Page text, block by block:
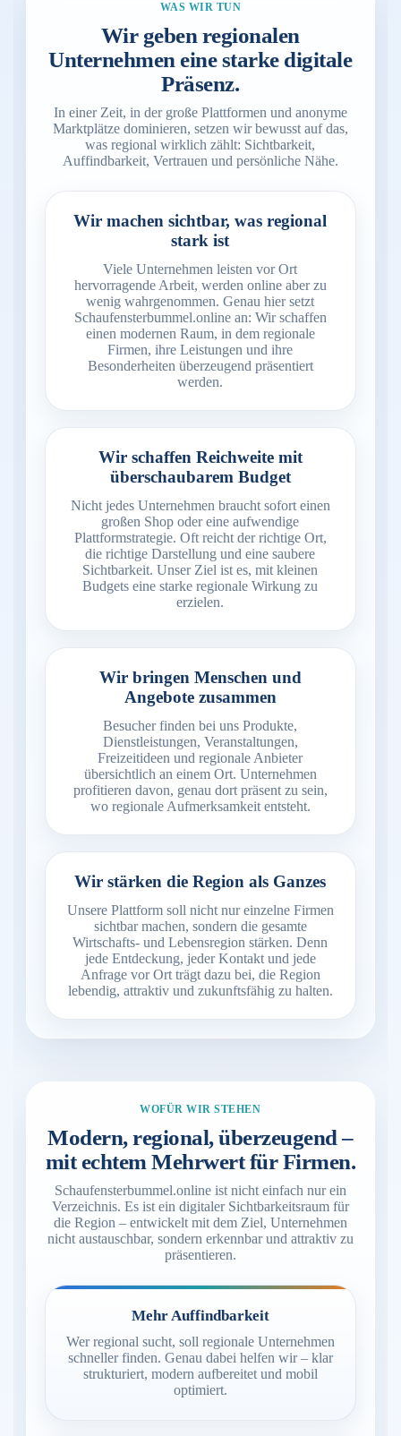
WAS WIR TUN
Wir geben regionalen
Unternehmen eine starke digitale
Präsenz.
In einer Zeit, in der große Plattformen und anonyme
Marktplätze dominieren, setzen wir bewusst auf das,
was regional wirklich zählt: Sichtbarkeit,
Auffindbarkeit, Vertrauen und persönliche Nähe.
Wir machen sichtbar, was regional
stark ist
Viele Unternehmen leisten vor Ort
hervorragende Arbeit, werden online aber zu
wenig wahrgenommen. Genau hier setzt
Schaufensterbummel.online an: Wir schaffen
einen modernen Raum, in dem regionale
Firmen, ihre Leistungen und ihre
Besonderheiten überzeugend präsentiert
werden.
Wir schaffen Reichweite mit
überschaubarem Budget
Nicht jedes Unternehmen braucht sofort einen
großen Shop oder eine aufwendige
Plattformstrategie. Oft reicht der richtige Ort,
die richtige Darstellung und eine saubere
Sichtbarkeit. Unser Ziel ist es, mit kleinen
Budgets eine starke regionale Wirkung zu
erzielen.
Wir bringen Menschen und
Angebote zusammen
Besucher finden bei uns Produkte,
Dienstleistungen, Veranstaltungen,
Freizeitideen und regionale Anbieter
übersichtlich an einem Ort. Unternehmen
profitieren davon, genau dort präsent zu sein,
wo regionale Aufmerksamkeit entsteht.
Wir stärken die Region als Ganzes
Unsere Plattform soll nicht nur einzelne Firmen
sichtbar machen, sondern die gesamte
Wirtschafts- und Lebensregion stärken. Denn
jede Entdeckung, jeder Kontakt und jede
Anfrage vor Ort trägt dazu bei, die Region
lebendig, attraktiv und zukunftsfähig zu halten.
WOFÜR WIR STEHEN
Modern, regional, überzeugend –
mit echtem Mehrwert für Firmen.
Schaufensterbummel.online ist nicht einfach nur ein
Verzeichnis. Es ist ein digitaler Sichtbarkeitsraum für
die Region – entwickelt mit dem Ziel, Unternehmen
nicht austauschbar, sondern erkennbar und attraktiv zu
präsentieren.
Mehr Auffindbarkeit
Wer regional sucht, soll regionale Unternehmen
schneller finden. Genau dabei helfen wir – klar
strukturiert, modern aufbereitet und mobil
optimiert.